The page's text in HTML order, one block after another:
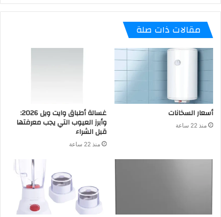
مقالات ذات صلة
أسعار السخانات
منذ 22 ساعة
غسالة أطباق وايت ويل 2026:
وأبرز العيوب التي يجب معرفتها
قبل الشراء
منذ 22 ساعة